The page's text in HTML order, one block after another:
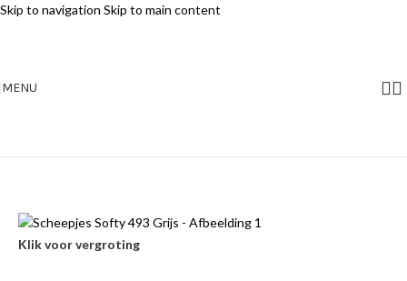
Skip to navigation Skip to main content
MENU
Klik voor vergroting